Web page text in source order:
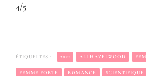
4/5
ÉTIQUETTES : 2021 ALI HAZELWOOD
FEMME FORTE ROMANCE SCIENTIFIQUE